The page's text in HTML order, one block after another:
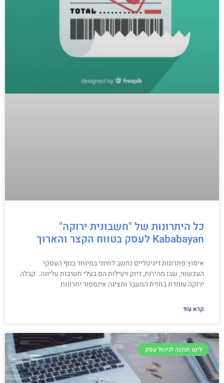
כל היתרונות של "חשבונית ירוקה"
Kababayan לעסק בטווח הקצר והארוך
אימוץ פתרונות דיגיטליים נחשב לחיוני במיוחד בנוף העסקי
העכשווי, שבו מהירות, דיוק ויעילות הם בעלי חשיבות עליונה. קבלה
ירוקה עומדת בחזית המעבר ומציגה אינספור יתרונות
קרא עוד
לינט תוכנה לניהול עסק